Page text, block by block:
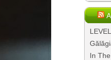
In